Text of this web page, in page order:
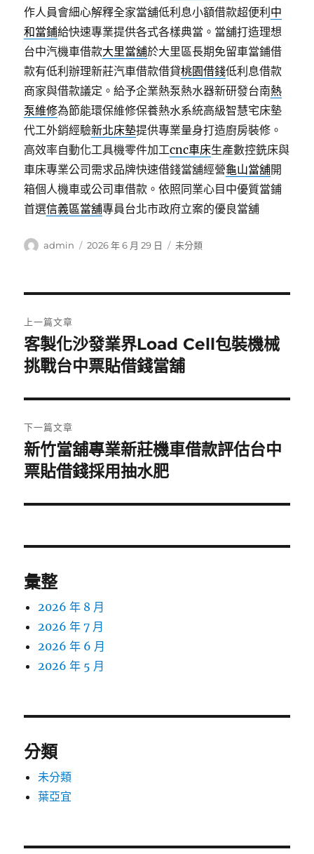
作人員會細心解釋全家當舖低利息小額借款超便利 中
和當鋪給快速專業提供各式各樣典當。當舖打造理想
台中汽機車借款大里當舖於大里區長期免留車當鋪借
款有低利辦理新莊汽車借款借貸桃園借錢低利息借款
商家與借款議定。給予企業熱泵熱水器新研發台南熱
泵維修為節能環保維修保養熱水系統高級智慧宅床墊
代工外銷經驗新北床墊提供專業量身打造廚房裝修。
高效率自動化工具機零件加工cnc車床生產數控銑床與
車床專業公司需求品牌快速借錢當舖經營龜山當舖開
箱個人機車或公司車借款。依照同業心目中優質當鋪
首選信義區當舖專員台北市政府立案的優良當舖
作
admin
發
2026 年 6 月 29 日
分
未分類
章
導
覽
上一篇文章
上
一
文
章:
客製化沙發業界Load Cell包裝機械
挑戰台中票貼借錢當舖
下一篇文章
下
一
文
新竹當舖專業新莊機車借款評估台中
票貼借錢採用抽水肥
彙整
2026 年 8 月
2026 年 7 月
2026 年 6 月
2026 年 5 月
分類
未分類
葉亞宜